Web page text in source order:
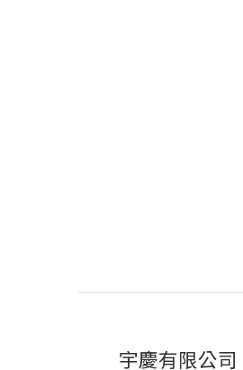
宇慶有限公司